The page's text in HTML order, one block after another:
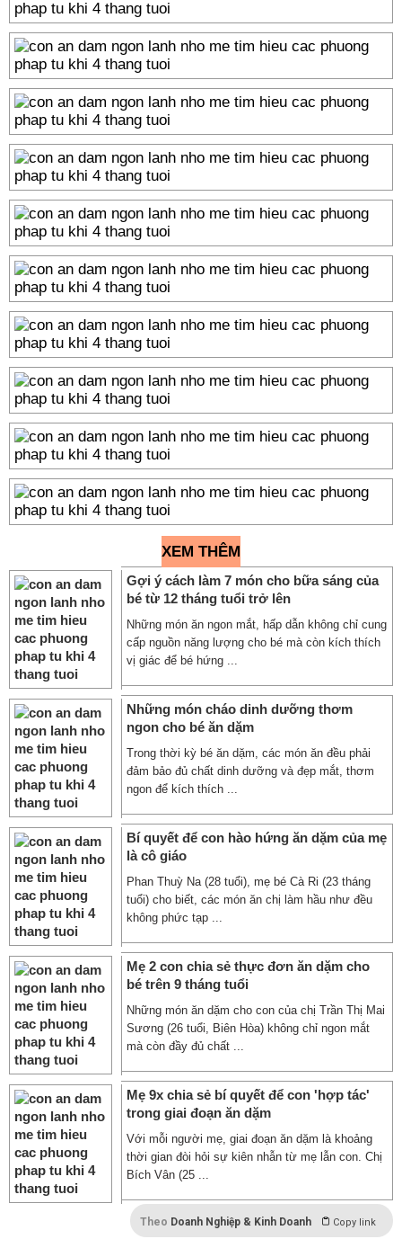
XEM THÊM
Gợi ý cách làm 7 món cho bữa sáng của
bé từ 12 tháng tuổi trở lên
Những món ăn ngon mắt, hấp dẫn không chỉ cung
cấp nguồn năng lượng cho bé mà còn kích thích
vị giác để bé hứng ...
Những món cháo dinh dưỡng thơm
ngon cho bé ăn dặm
Trong thời kỳ bé ăn dặm, các món ăn đều phải
đảm bảo đủ chất dinh dưỡng và đẹp mắt, thơm
ngon để kích thích ...
Bí quyết để con hào hứng ăn dặm của mẹ
là cô giáo
Phan Thuỳ Na (28 tuổi), mẹ bé Cà Ri (23 tháng
tuổi) cho biết, các món ăn chị làm hầu như đều
không phức tạp ...
Mẹ 2 con chia sẻ thực đơn ăn dặm cho
bé trên 9 tháng tuổi
Những món ăn dặm cho con của chị Trần Thị Mai
Sương (26 tuổi, Biên Hòa) không chỉ ngon mắt
mà còn đầy đủ chất ...
Mẹ 9x chia sẻ bí quyết để con 'hợp tác'
trong giai đoạn ăn dặm
Với mỗi người mẹ, giai đoạn ăn dặm là khoảng
thời gian đòi hỏi sự kiên nhẫn từ mẹ lẫn con. Chị
Bích Vân (25 ...
Theo Doanh Nghiệp & Kinh Doanh Copy link